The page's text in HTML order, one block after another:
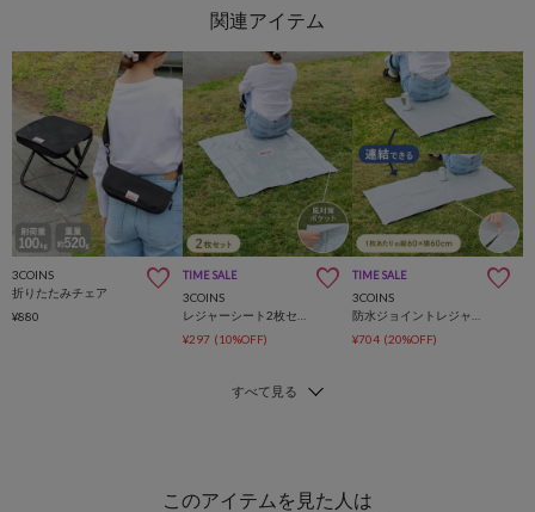
3COINS
折りたたみチェア
¥880
TIME SALE
3COINS
¥297 (10%OFF)
TIME SALE
3COINS
¥704 (20%OFF)
このアイテムを見た人は